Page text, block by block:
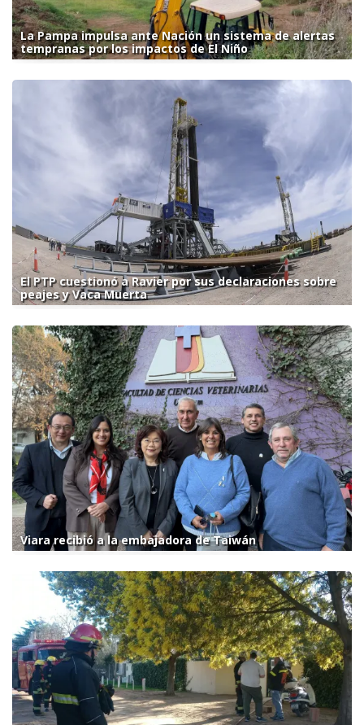
La Pampa impulsa ante Nación un sistema de alertas
tempranas por los impactos de El Niño
El PTP cuestionó a Ravier por sus declaraciones sobre
peajes y Vaca Muerta
Viara recibió a la embajadora de Taiwán